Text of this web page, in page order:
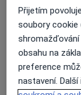
Názory
13 názorů
Přijetím
soubory cookie
obsahu na
preference
nastavení.